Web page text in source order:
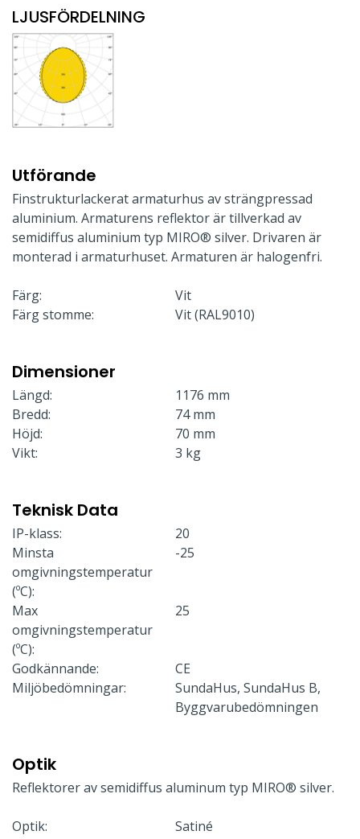
LJUSFÖRDELNING
Utförande
Finstrukturlackerat armaturhus av strängpressad
aluminium. Armaturens reflektor är tillverkad av
semidiffus aluminium typ MIRO® silver. Drivaren är
monterad i armaturhuset. Armaturen är halogenfri.
Färg:
Vit
Färg stomme:
Vit (RAL9010)
Dimensioner
Längd:
1176 mm
Bredd:
74 mm
Höjd:
70 mm
Vikt:
3 kg
Teknisk Data
IP-klass:
20
Minsta
omgivningstemperatur
(ºC):
-25
Max
omgivningstemperatur
(ºC):
25
Godkännande:
CE
Miljöbedömningar:
SundaHus, SundaHus B,
Byggvarubedömningen
Optik
Reflektorer av semidiffus aluminum typ MIRO® silver.
Optik: Satiné